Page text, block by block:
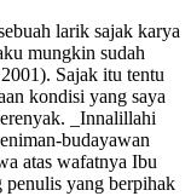
larik sajak karya
mungkin sudah
Sajak itu tentu
kondisi yang saya
_Innalillahi
budayawan
atas wafatnya Ibu
penulis yang berpihak